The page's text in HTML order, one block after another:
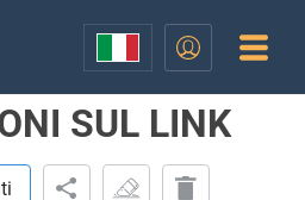
SUL LINK